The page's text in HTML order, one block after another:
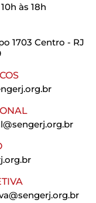
às 18h
1703 Centro - RJ